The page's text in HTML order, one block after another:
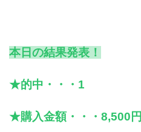
本日の結果発表！
★的中・・・1
★購入金額・・・8,500 円